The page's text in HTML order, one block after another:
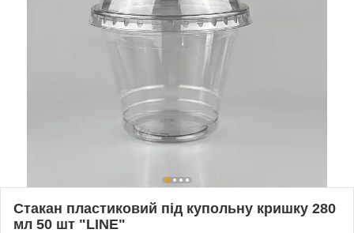
Стакан пластиковий під купольну кришку 280
мл 50 шт "LINE"